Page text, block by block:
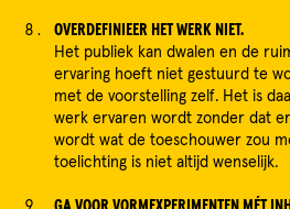
OVERDEFINIEER HET WERK NIET.
Het publiek kan dwalen en de
ervaring hoeft niet gestuurd te
met de voorstelling zelf. Het is
werk ervaren wordt zonder dat
wordt wat de toeschouwer zou
toelichting is niet altijd wenselijk.